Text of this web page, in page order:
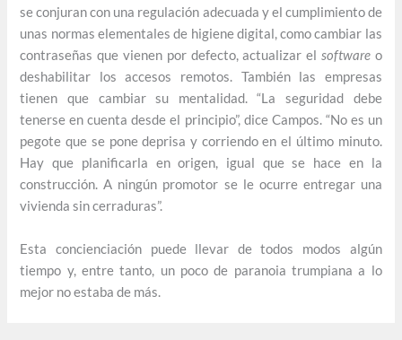
se conjuran con una regulación adecuada y el cumplimiento de
unas normas elementales de higiene digital, como cambiar las
contraseñas que vienen por defecto, actualizar el softwareo
deshabilitar los accesos remotos. También las empresas
tienen que cambiar su mentalidad. “La seguridad debe
tenerse en cuenta desde el principio”, dice Campos. “No es un
pegote que se pone deprisa y corriendo en el último minuto.
Hay que planificarla en origen, igual que se hace en la
construcción. A ningún promotor se le ocurre entregar una
vivienda sin cerraduras”.
Esta concienciación puede llevar de todos modos algún
tiempo y, entre tanto, un poco de paranoia trumpiana a lo
mejor no estaba de más.